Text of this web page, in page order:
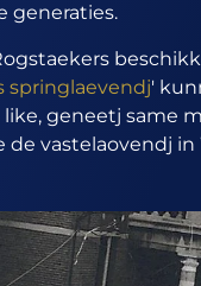
generaties.
springlaevendj'
geneetj same
de vastelaovendj